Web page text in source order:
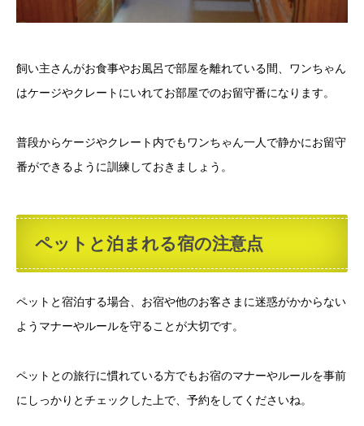
飼い主さんがお食事やお風呂で部屋を離れている間、ワンちゃん
はケージやクレートにいれてお部屋でのお留守番になります。
普段からケージやクレート内でもワンちゃん一人で静かにお留守
番ができるように訓練しておきましょう。
ペットと泊まれる宿の注意点
ペットと宿泊する場合、お宿や他のお客さまに迷惑がかからない
ようマナーやルールを守ることが大切です。
ペットとの旅行に慣れている方でもお宿のマナーやルールを事前
にしっかりとチェックした上で、予約をしてくださいね。